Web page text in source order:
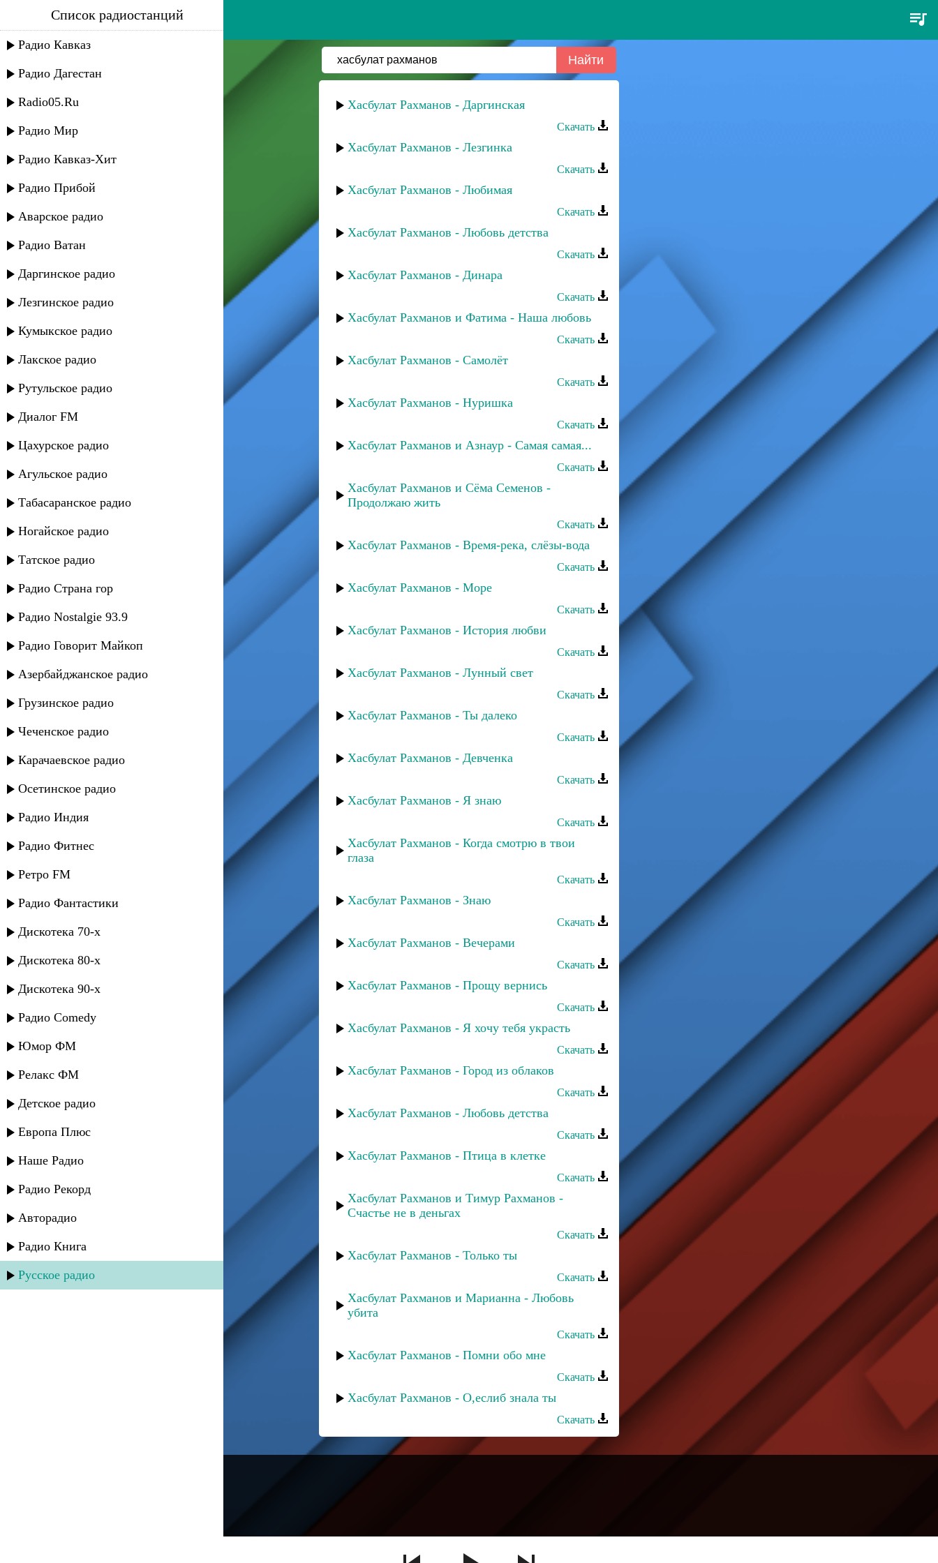
хасбулат рахманов
Список радиостанций
Радио Кавказ
Радио Дагестан
Radio05.Ru
Радио Мир
Радио Кавказ-Хит
Радио Прибой
Аварское радио
Радио Ватан
Даргинское радио
Лезгинское радио
Кумыкское радио
Лакское радио
Рутульское радио
Диалог FM
Цахурское радио
Агульское радио
Табасаранское радио
Ногайское радио
Татское радио
Радио Страна гор
Радио Nostalgie 93.9
Радио Говорит Майкоп
Азербайджанское радио
Грузинское радио
Чеченское радио
Карачаевское радио
Осетинское радио
Радио Индия
Радио Фитнес
Ретро FM
Радио Фантастики
Дискотека 70-х
Дискотека 80-х
Дискотека 90-х
Радио Comedy
Юмор ФМ
Релакс ФМ
Детское радио
Европа Плюс
Наше Радио
Радио Рекорд
Авторадио
Радио Книга
Русское радио
Хасбулат Рахманов - Даргинская
Скачать
Хасбулат Рахманов - Лезгинка
Скачать
Хасбулат Рахманов - Любимая
Скачать
Хасбулат Рахманов - Любовь детства
Скачать
Хасбулат Рахманов - Динара
Скачать
Хасбулат Рахманов и Фатима - Наша любовь
Скачать
Хасбулат Рахманов - Самолёт
Скачать
Хасбулат Рахманов - Нуришка
Скачать
Хасбулат Рахманов и Азнаур - Самая самая...
Скачать
Хасбулат Рахманов и Сёма Семенов -
Продолжаю жить
Скачать
Хасбулат Рахманов - Время-река, слёзы-вода
Скачать
Хасбулат Рахманов - Море
Скачать
Хасбулат Рахманов - История любви
Скачать
Хасбулат Рахманов - Лунный свет
Скачать
Хасбулат Рахманов - Ты далеко
Скачать
Хасбулат Рахманов - Девченка
Скачать
Хасбулат Рахманов - Я знаю
Скачать
Хасбулат Рахманов - Когда смотрю в твои
глаза
Скачать
Хасбулат Рахманов - Знаю
Скачать
Хасбулат Рахманов - Вечерами
Скачать
Хасбулат Рахманов - Прощу вернись
Скачать
Хасбулат Рахманов - Я хочу тебя украсть
Скачать
Хасбулат Рахманов - Город из облаков
Скачать
Хасбулат Рахманов - Любовь детства
Скачать
Хасбулат Рахманов - Птица в клетке
Скачать
Хасбулат Рахманов и Тимур Рахманов -
Счастье не в деньгах
Скачать
Хасбулат Рахманов - Только ты
Скачать
Хасбулат Рахманов и Марианна - Любовь
убита
Скачать
Хасбулат Рахманов - Помни обо мне
Скачать
Хасбулат Рахманов - О,еслиб знала ты
Скачать